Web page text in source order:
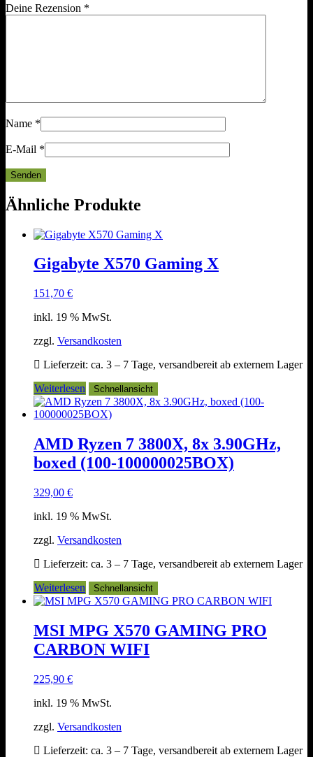
Deine Rezension *
Name *
E-Mail *
Ähnliche Produkte
Gigabyte X570 Gaming X
151,70 €
inkl. 19 % MwSt.
zzgl. Versandkosten
Lieferzeit: ca. 3 – 7 Tage, versandbereit ab externem Lager
Weiterlesen
Schnellansicht
AMD Ryzen 7 3800X, 8x 3.90GHz,
boxed (100-100000025BOX)
329,00 €
inkl. 19 % MwSt.
zzgl. Versandkosten
Lieferzeit: ca. 3 – 7 Tage, versandbereit ab externem Lager
Weiterlesen
Schnellansicht
MSI MPG X570 GAMING PRO
CARBON WIFI
225,90 €
inkl. 19 % MwSt.
zzgl. Versandkosten
Lieferzeit: ca. 3 – 7 Tage, versandbereit ab externem Lager